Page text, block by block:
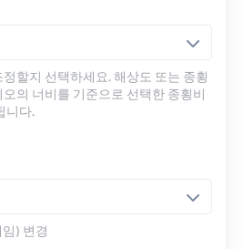
할지 선택하세요. 해상도 또는 종횡
의 너비를 기준으로 선택한 종횡비
니다.
) 변경